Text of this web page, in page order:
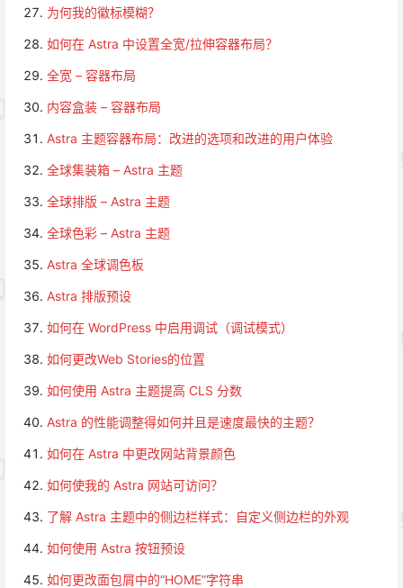
为何我的徽标模糊？
如何在 Astra 中设置全宽/拉伸容器布局？
全宽 – 容器布局
内容盒装 – 容器布局
Astra 主题容器布局：改进的选项和改进的用户体验
全球集装箱 – Astra 主题
全球排版 – Astra 主题
全球色彩 – Astra 主题
Astra 全球调色板
Astra 排版预设
如何在 WordPress 中启用调试（调试模式）
如何更改Web Stories的位置
如何使用 Astra 主题提高 CLS 分数
Astra 的性能调整得如何并且是速度最快的主题？
如何在 Astra 中更改网站背景颜色
如何使我的 Astra 网站可访问？
了解 Astra 主题中的侧边栏样式：自定义侧边栏的外观
如何使用 Astra 按钮预设
如何更改面包屑中的“HOME”字符串